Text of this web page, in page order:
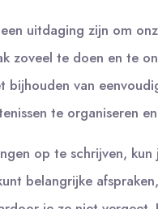
uitdaging zijn om
zoveel te doen en te
bijhouden van
te organiseren
op te schrijven,
belangrijke